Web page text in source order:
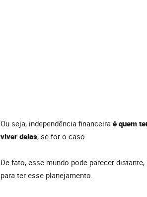
Ou seja, independência financeira é quem
viver delas, se for o caso.
De fato, esse mundo pode parecer
para ter esse planejamento.